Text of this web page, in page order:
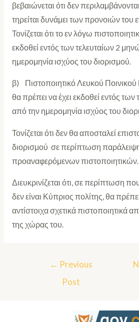
βεβαιώνεται ότι δεν
τηρείται δυνάμει των προνοιών
Τονίζεται ότι το εν λόγω
εκδοθεί εντός των τελευταίων 2
ημερομηνία ισχύος του διορισμού.
β) Πιστοποιητικό Λευκού
θα πρέπει να έχει εκδοθεί εντός
από την ημερομηνία ισχύος του
Τονίζεται ότι δεν θα αποσταλεί
διορισμού σε περίπτωση
προαναφερόμενων πιστοποιητικών.
Διευκρινίζεται ότι, σε περίπτωση
δεν είναι Κύπριος πολίτης, θα
αντίστοιχα σχετικά πιστοποιητικά
της χώρας του.
← Previous
Post